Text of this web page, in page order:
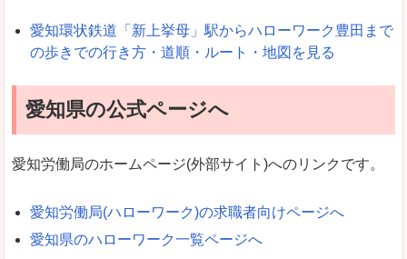
愛知環状鉄道「新上挙母」駅からハローワーク豊田まで
の歩きでの行き方・道順・ルート・地図を見る
愛知県の公式ページへ
愛知労働局のホームページ(外部サイト)へのリンクです。
愛知労働局(ハローワーク)の求職者向けページへ
愛知県のハローワーク一覧ページへ